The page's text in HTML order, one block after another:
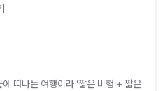
떠나는 여행이라 ‘짧은 비행 + 짧은